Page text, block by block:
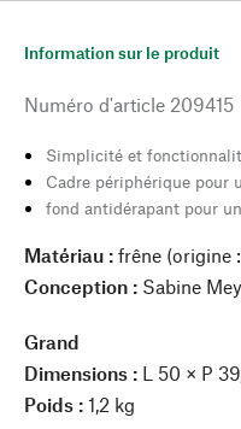
Information sur le produit
Numéro d'article 209415
Simplicité et
Cadre périphérique pour
fond antidérapant pour
Matériau : frêne (origine
Conception : Sabine
Grand
Dimensions : L 50 × P
Poids : 1,2 kg